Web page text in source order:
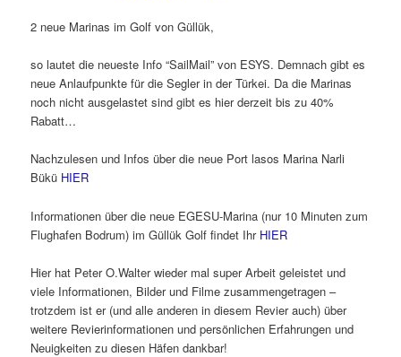
2 neue Marinas im Golf von Güllük,
so lautet die neueste Info “SailMail” von ESYS. Demnach gibt es
neue Anlaufpunkte für die Segler in der Türkei. Da die Marinas
noch nicht ausgelastet sind gibt es hier derzeit bis zu 40%
Rabatt…
Nachzulesen und Infos über die neue Port lasos Marina Narli
Bükü HIER
Informationen über die neue EGESU-Marina (nur 10 Minuten zum
Flughafen Bodrum) im Güllük Golf findet IhrHIER
Hier hat Peter O.Walter wieder mal super Arbeit geleistet und
viele Informationen, Bilder und Filme zusammengetragen –
trotzdem ist er (und alle anderen in diesem Revier auch) über
weitere Revierinformationen und persönlichen Erfahrungen und
Neuigkeiten zu diesen Häfen dankbar!